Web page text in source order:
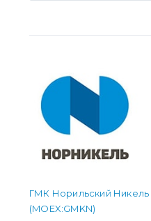
ГМК Норильский Никель
(MOEX:GMKN)